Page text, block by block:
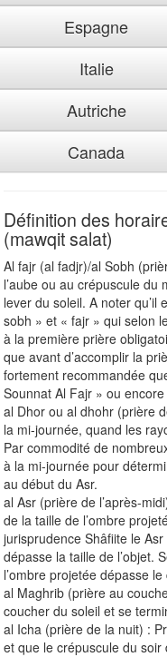
Espagne
Italie
Autriche
Canada
Définition des
(mawqit salat)
Al fajr (al fadjr)/al Sobh
l’aube ou au crépuscule
lever du soleil. A noter qu’il
sobh » et « fajr » qui selon
à la première prière
que avant d’accomplir la
fortement recommandée
Sounnat Al Fajr » ou
al Dhor ou al dhohr (prière
la mi-journée, quand les
Par commodité de
à la mi-journée pour
au début du Asr.
al Asr (prière de l’après-
de la taille de l’ombre
jurisprudence Shâfiite le
dépasse la taille de l’objet.
l’ombre projetée dépasse
al Maghrib (prière au
coucher du soleil et se
al Icha (prière de la nuit) :
et que le crépuscule du soir